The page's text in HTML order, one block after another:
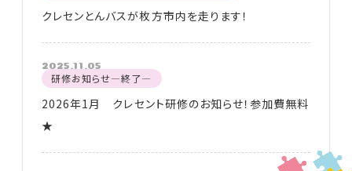
クレセンとんバスが枚方市内を走ります！
2025.11.05
研修お知らせ―終了―
2026年1月 クレセント研修のお知らせ！参加費無料
★